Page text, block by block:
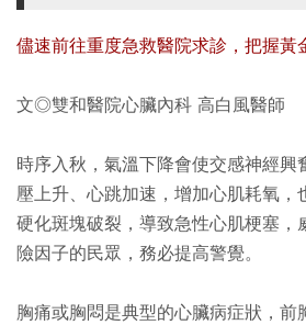
儘速前往重度急救醫院求診，把握黃
文◎雙和醫院心臟內科 高白風醫師
時序入秋，氣溫下降會使交感神經興
壓上升、心跳加速，增加心肌耗氧，
硬化斑塊破裂，導致急性心肌梗塞，
險因子的民眾，務必提高警覺。
胸痛或胸悶是典型的心臟病症狀，前